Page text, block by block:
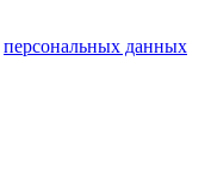
персональных данных